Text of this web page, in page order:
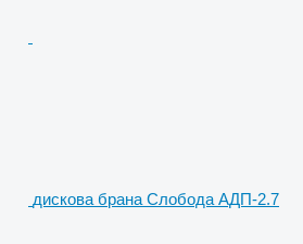
дискова брана Слобода АДП-2.7